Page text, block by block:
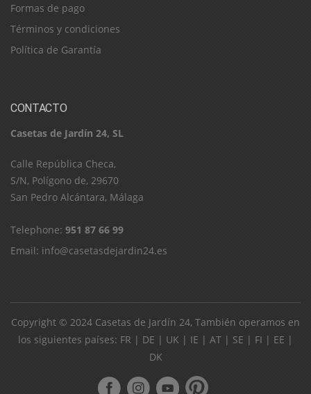
Formas de pago
Términos y condiciones
Política de Garantía
CONTACTO
Casetas de Jardín 24, SL
C​a​l​l​e​ ​R​e​p​ú​b​l​i​c​a​ ​C​h​e​c​a​,​ ​
S​/​N​,​ ​P​o​l​í​g​o​n​o​ ​d​e​,​ ​2​9​6​7​0​
​S​a​n​ ​P​e​d​r​o​ ​A​l​c​á​n​t​a​r​a​,​ ​M​á​l​a​g​a
Telephone: 951 87 66 99
Email: info@casetasdejardin24.es
Copyright © 2024 Casetas de Jardín 24, También operamos en
los siguientes países: FR | DE | UK | IE | AT | SE | FI | EE |
DK